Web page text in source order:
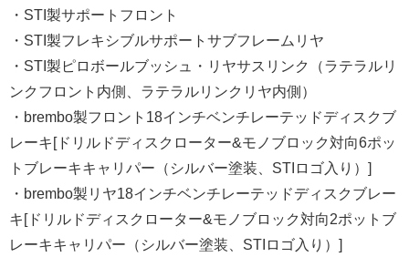
・STI製サポートフロント
・STI製フレキシブルサポートサブフレームリヤ
・STI製ピロボールブッシュ・リヤサスリンク（ラテラルリ
ンクフロント内側、ラテラルリンクリヤ内側）
・brembo製フロント18インチベンチレーテッドディスクブ
レーキ[ドリルドディスクローター&モノブロック対向6ポッ
トブレーキキャリパー（シルバー塗装、STIロゴ入り）]
・brembo製リヤ18インチベンチレーテッドディスクブレー
キ[ドリルドディスクローター&モノブロック対向2ポットブ
レーキキャリパー（シルバー塗装、STIロゴ入り）]